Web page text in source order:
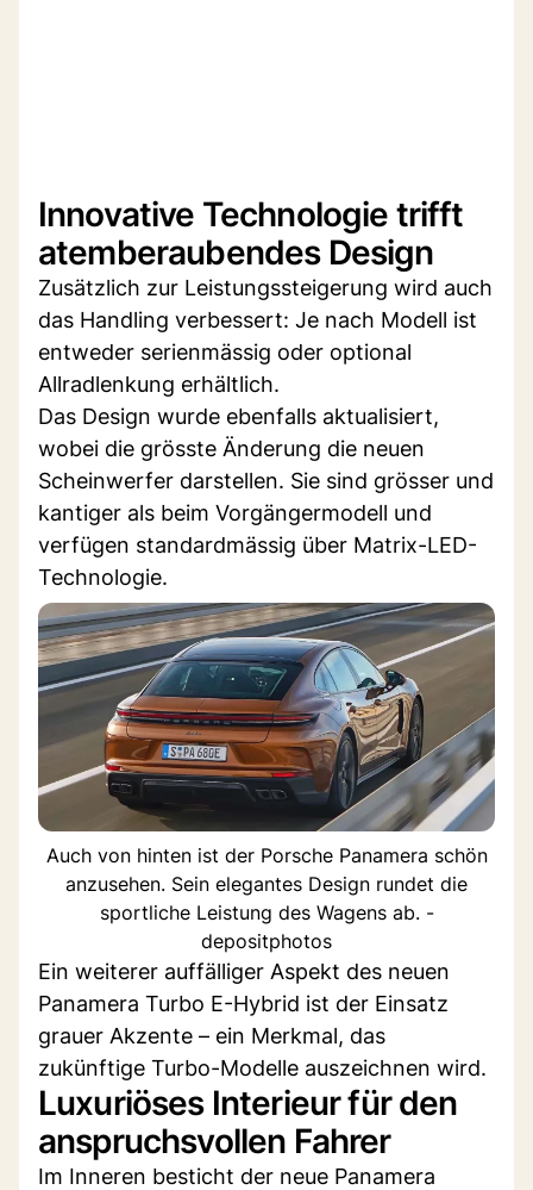
Innovative Technologie trifft
atemberaubendes Design
Zusätzlich zur Leistungssteigerung wird auch
das Handling verbessert: Je nach Modell ist
entweder serienmässig oder optional
Allradlenkung erhältlich.
Das Design wurde ebenfalls aktualisiert,
wobei die grösste Änderung die neuen
Scheinwerfer darstellen. Sie sind grösser und
kantiger als beim Vorgängermodell und
verfügen standardmässig über Matrix-LED-
Technologie.
Auch von hinten ist der Porsche Panamera schön
anzusehen. Sein elegantes Design rundet die
sportliche Leistung des Wagens ab. -
depositphotos
Ein weiterer auffälliger Aspekt des neuen
Panamera Turbo E-Hybrid ist der Einsatz
grauer Akzente – ein Merkmal, das
zukünftige Turbo-Modelle auszeichnen wird.
Luxuriöses Interieur für den
anspruchsvollen Fahrer
Im Inneren besticht der neue Panamera